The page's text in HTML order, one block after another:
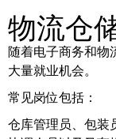
物流仓
随着电子商务和物
大量就业机会。
常见岗位包括：
仓库管理员、包装